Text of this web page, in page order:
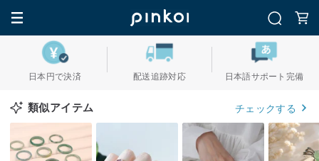
日本円で決済 配送追跡対応 日本語サポート完備
類似アイテム チェックする